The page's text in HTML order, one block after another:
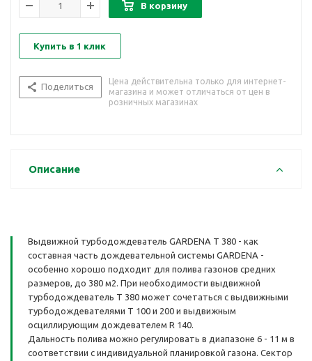
В корзину
Купить в 1 клик
Поделиться
Цена действительна только для интернет-
магазина и может отличаться от цен в
розничных магазинах
Описание
Выдвижной турбодождеватель GARDENA T 380 - как
составная часть дождевательной системы GARDENA -
особенно хорошо подходит для полива газонов средних
размеров, до 380 м2. При необходимости выдвижной
турбодождеватель T 380 может сочетаться с выдвижными
турбодождевателями T 100 и 200 и выдвижным
осциллирующим дождевателем R 140.
Дальность полива можно регулировать в диапазоне 6 - 11 м в
соответствии с индивидуальной планировкой газона. Сектор